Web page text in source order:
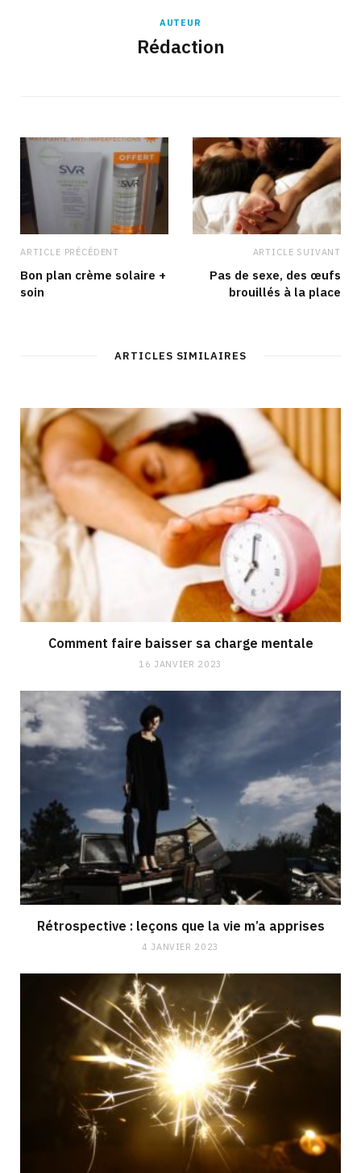
AUTEUR
Rédaction
ARTICLE PRÉCÉDENT
Bon plan crème solaire +
soin
ARTICLE SUIVANT
Pas de sexe, des œufs
brouillés à la place
ARTICLES SIMILAIRES
Comment faire baisser sa charge mentale
16 JANVIER 2023
Rétrospective : leçons que la vie m’a apprises
4 JANVIER 2023